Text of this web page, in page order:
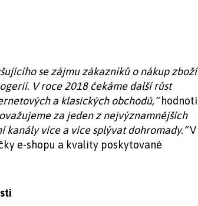
se zájmu zákazníků o nákup zboží
V roce 2018 čekáme další růst
a klasických obchodů,“hodnotí
za jeden z nejvýznamnějších
více a více splývat dohromady.“V
e-shopu a kvality poskytované